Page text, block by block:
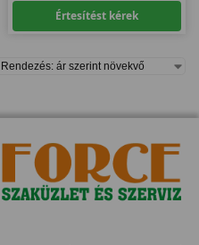
Értesítést kérek